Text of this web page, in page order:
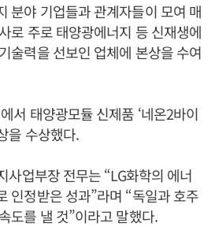
분야 기업들과 관계자들이 모여 매
로 주로 태양광에너지 등 신재생에
술력을 선보인 업체에 본상을 수여
서 태양광모듈 신제품 ‘네온2바이
을 수상했다.
사업부장 전무는 “LG화학의 에너
인정받은 성과”라며 “독일과 호주
도를 낼 것”이라고 말했다.